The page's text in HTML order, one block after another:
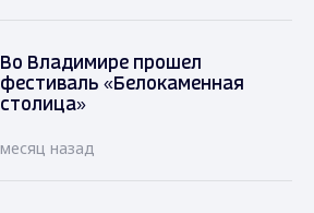
Во Владимире прошел
фестиваль «Белокаменная
столица»
месяц назад